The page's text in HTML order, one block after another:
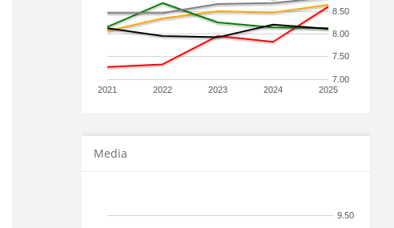
2021 2022 2023 2024 2025
7.00
7.50
8.00
8.50
Media
9.50